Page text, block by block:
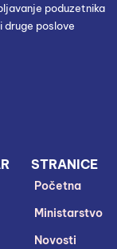
poduzetnika
druge poslove
STRANICE
Početna
Ministarstvo
Novosti